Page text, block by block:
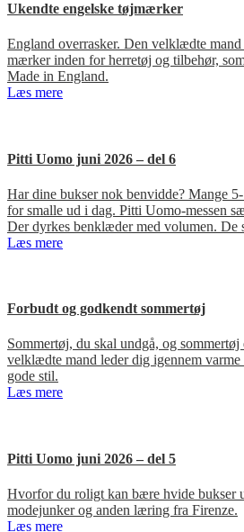
Ukendte engelske tøjmærker
England overrasker. Den velklædte
mærker inden for herretøj og tilbehør,
Made in England.
Læs mere
Pitti Uomo juni 2026 – del 6
Har dine bukser nok benvidde? Mange
for smalle ud i dag. Pitti Uomo-messen
Der dyrkes benklæder med volumen. De
Læs mere
Forbudt og godkendt sommertøj
Sommertøj, du skal undgå, og
velklædte mand leder dig igennem varme
gode stil.
Læs mere
Pitti Uomo juni 2026 – del 5
Hvorfor du roligt kan bære hvide bukser
modejunker og anden læring fra Firenze.
Læs mere